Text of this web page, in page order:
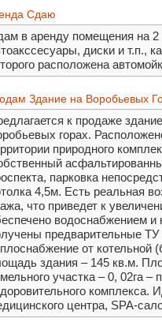
Сдаю
в аренду помещения на 2
диски и т.п.,
расположена
Здание на Воробьевых
к продаже
горах.
природного
парковка
4,5м. Есть реальная
что приведет к
водоснабжением и
предварительные ТУ
от
здания – 145 кв.м.
участка – 0, 02га
комплекса.
центра, SPA-